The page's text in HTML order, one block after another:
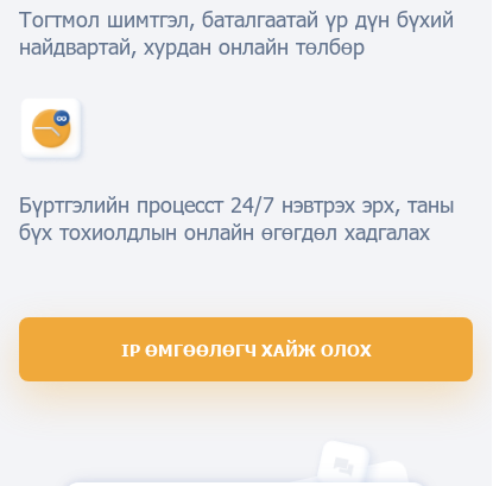
Тогтмол шимтгэл, баталгаатай үр дүн бүхий
найдвартай, хурдан онлайн төлбөр
Бүртгэлийн процесст 24/7 нэвтрэх эрх, таны
бүх тохиолдлын онлайн өгөгдөл хадгалах
IP ӨМГӨӨЛӨГЧ ХАЙЖ ОЛОХ